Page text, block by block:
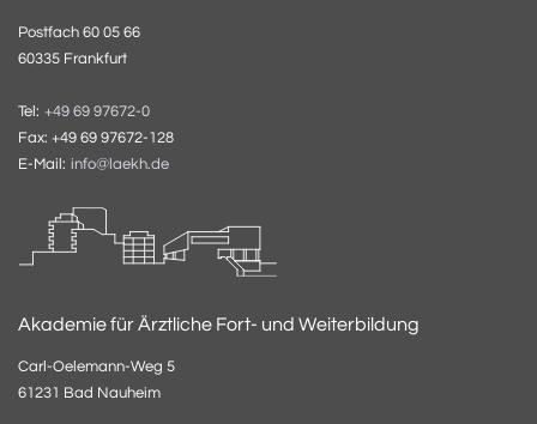
Postfach 60 05 66
60335 Frankfurt
Tel: +49 69 97672-0
Fax: +49 69 97672-128
E-Mail: info@laekh.de
Akademie für Ärztliche Fort- und Weiterbildung
Carl-Oelemann-Weg 5
61231 Bad Nauheim